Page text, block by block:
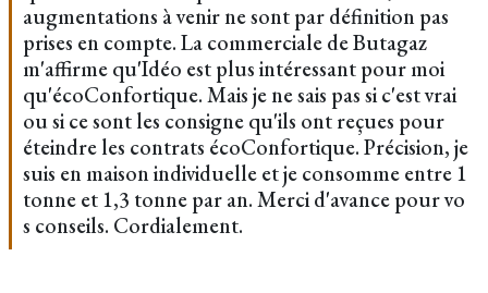
augmentations à venir ne sont par définition pas
prises en compte. La commerciale de Butagaz
m'affirme qu'Idéo est plus intéressant pour moi
qu'écoConfortique. Mais je ne sais pas si c'est vrai
ou si ce sont les consigne qu'ils ont reçues pour
éteindre les contrats écoConfortique. Précision, je
suis en maison individuelle et je consomme entre 1
tonne et 1,3 tonne par an. Merci d'avance pour vo
s conseils. Cordialement.